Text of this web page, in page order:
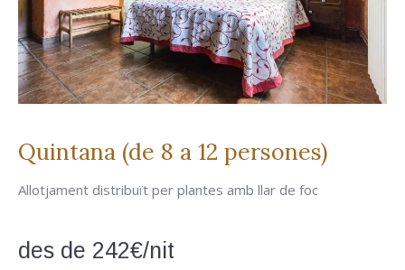
Quintana (de 8 a 12 persones)
Allotjament distribuït per plantes amb llar de foc
des de 242€/nit